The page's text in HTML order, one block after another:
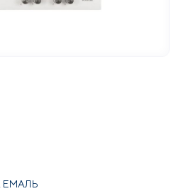
ЕМАЛЬ